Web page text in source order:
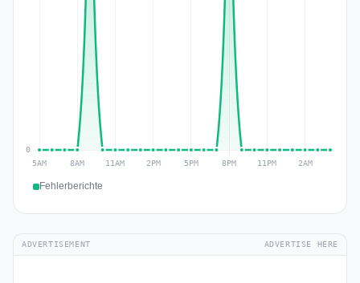
Fehlerberichte
ADVERTISEMENT ADVERTISE HERE